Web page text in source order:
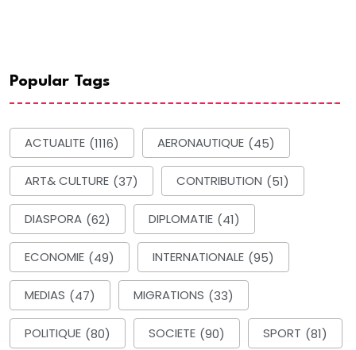
Popular Tags
ACTUALITE (1116) AERONAUTIQUE (45)
ART& CULTURE (37) CONTRIBUTION (51)
DIASPORA (62) DIPLOMATIE (41)
ECONOMIE (49) INTERNATIONALE (95)
MEDIAS (47) MIGRATIONS (33)
POLITIQUE (80) SOCIETE (90) SPORT (81)